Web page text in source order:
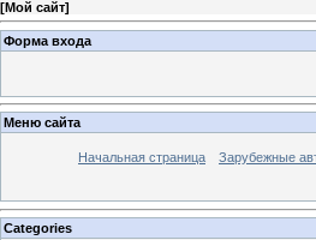
[Мой сайт]
Форма входа
Меню сайта
Начальная страница Зарубежные
Categories